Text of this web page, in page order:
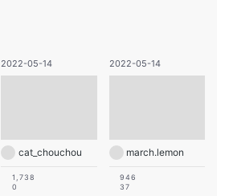
2022-05-14
cat_chouchou
1,738
0
2022-05-14
march.lemon
946
37